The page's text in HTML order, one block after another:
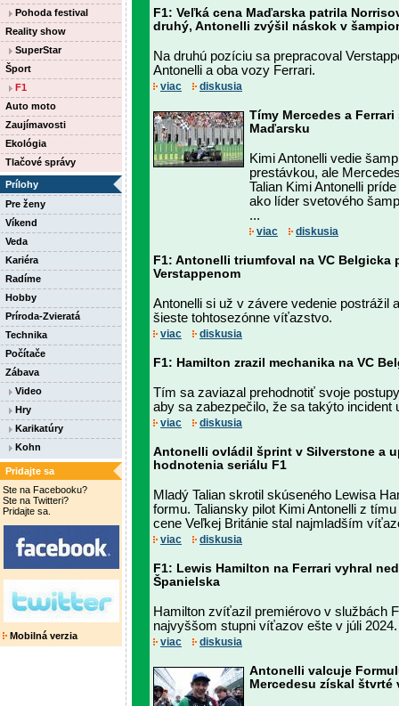
Pohoda festival
Reality show
SuperStar
Šport
F1
Auto moto
Zaujímavosti
Ekológia
Tlačové správy
Prílohy
Pre ženy
Víkend
Veda
Kariéra
Radíme
Hobby
Príroda-Zvieratá
Technika
Počítače
Zábava
Video
Hry
Karikatúry
Kohn
Pridajte sa
Ste na Facebooku?
Ste na Twitteri?
Pridajte sa.
Mobilná verzia
F1: Veľká cena Maďarska patrila
druhý, Antonelli zvýšil náskok v
Na druhú pozíciu sa prepracoval
Antonelli a oba vozy Ferrari.
viac diskusia
Tímy Mercedes a
Maďarsku
Kimi Antonelli vedie
prestávkou, ale
Talian Kimi Antonelli
ako líder svetového
...
viac diskusia
F1: Antonelli triumfoval na VC Belgicka
Verstappenom
Antonelli si už v závere vedenie postrážil
šieste tohtosezónne víťazstvo.
viac diskusia
F1: Hamilton zrazil mechanika na VC
Tím sa zaviazal prehodnotiť svoje
aby sa zabezpečilo, že sa takýto incident
viac diskusia
Antonelli ovládil šprint v Silverstone a
hodnotenia seriálu F1
Mladý Talian skrotil skúseného Lewisa
formu. Taliansky pilot Kimi Antonelli z
cene Veľkej Británie stal najmladším
viac diskusia
F1: Lewis Hamilton na Ferrari vyhral
Španielska
Hamilton zvíťazil premiérovo v službách
najvyššom stupni víťazov ešte v júli 2024.
viac diskusia
Antonelli valcuje
Mercedesu získal